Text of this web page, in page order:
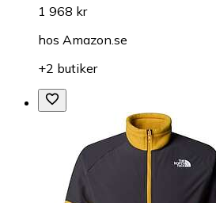
1 968 kr
hos Amazon.se
+2 butiker